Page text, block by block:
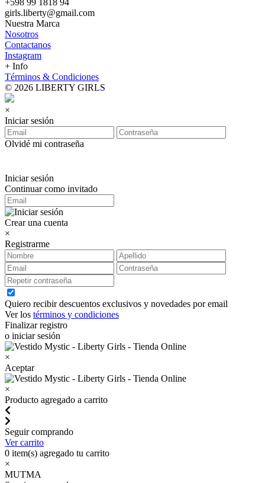
+598 99 1818 94
girls.liberty@gmail.com
Nuestra Marca
Nosotros
Contactanos
Instagram
+ Info
Términos & Condiciones
© 2026 LIBERTY GIRLS
×
Iniciar sesión
Olvidé mi contraseña
Iniciar sesión
Continuar como invitado
Crear una cuenta
×
Registrarme
Quiero recibir descuentos exclusivos y novedades por email
Ver los términos y condiciones
Finalizar registro
o iniciar sesión
×
Aceptar
×
Producto agregado a carrito
Seguir comprando
Ver carrito
0 item(s) agregado tu carrito
×
MUTMA